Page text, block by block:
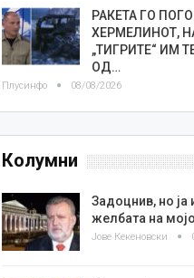
РАКЕТА ГО
ХЕРМЕЛИНОТ,
„ТИГРИТЕ“ ИМ
ОД…
Плусинфо 08/08/2026
Колумни
Задоцнив, но ја
желбата на
Јове Кекеновски